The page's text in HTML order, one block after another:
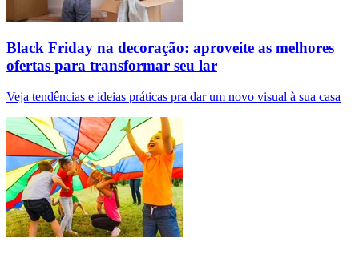
Black Friday na decoração: aproveite as melhores
ofertas para transformar seu lar
Veja tendências e ideias práticas pra dar um novo visual à sua casa